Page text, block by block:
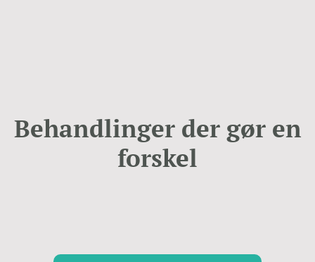
Behandlinger der gør en
forskel